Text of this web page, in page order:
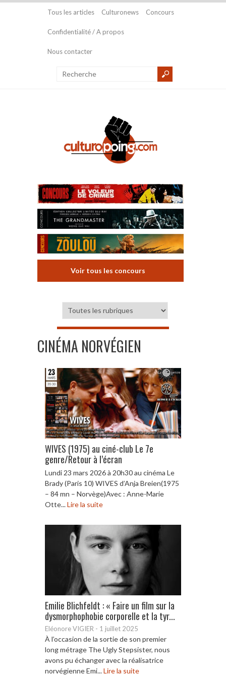
Tous les articles Culturonews Concours
Confidentialité / A propos
Nous contacter
Voir tous les concours
CINÉMA NORVÉGIEN
WIVES (1975) au ciné-club Le 7e
genre/Retour à l’écran
Lundi 23 mars 2026 à 20h30 au cinéma Le
Brady (Paris 10) WIVES d’Anja Breien(1975
– 84 mn – Norvège)Avec : Anne-Marie
Otte...Lire la suite
Emilie Blichfeldt : « Faire un film sur la
dysmorphophobie corporelle et la tyr...
Eléonore VIGIER - 1 juillet 2025
À l’occasion de la sortie de son premier
long métrage The Ugly Stepsister, nous
avons pu échanger avec la réalisatrice
norvégienne Emi...Lire la suite